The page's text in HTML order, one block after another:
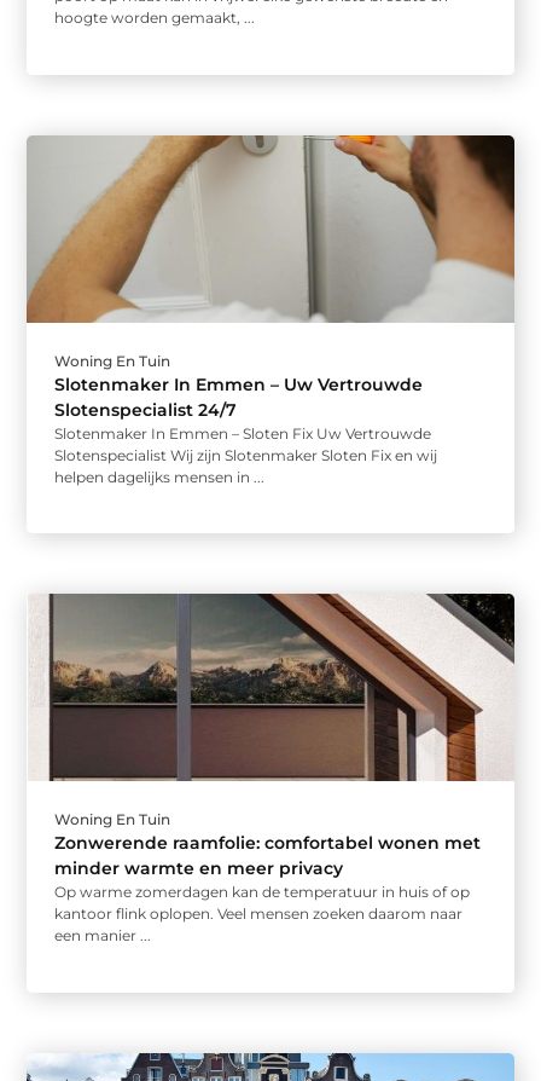
hoogte worden gemaakt, ...
Woning En Tuin
Slotenmaker In Emmen – Uw Vertrouwde
Slotenspecialist 24/7
Slotenmaker In Emmen – Sloten Fix Uw Vertrouwde
Slotenspecialist Wij zijn Slotenmaker Sloten Fix en wij
helpen dagelijks mensen in ...
Woning En Tuin
Zonwerende raamfolie: comfortabel wonen met
minder warmte en meer privacy
Op warme zomerdagen kan de temperatuur in huis of op
kantoor flink oplopen. Veel mensen zoeken daarom naar
een manier ...